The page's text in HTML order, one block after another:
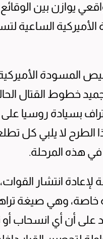
يوازن بين
الأميركية
من 20 بندا، بعد تقليص
بتجميد خطوط القتال
بسيادة روسيا
الطرح لا يلبي كل
هذه المرحلة.
انتشار
خاصة، وهي صيغة
على أن أي انسحاب